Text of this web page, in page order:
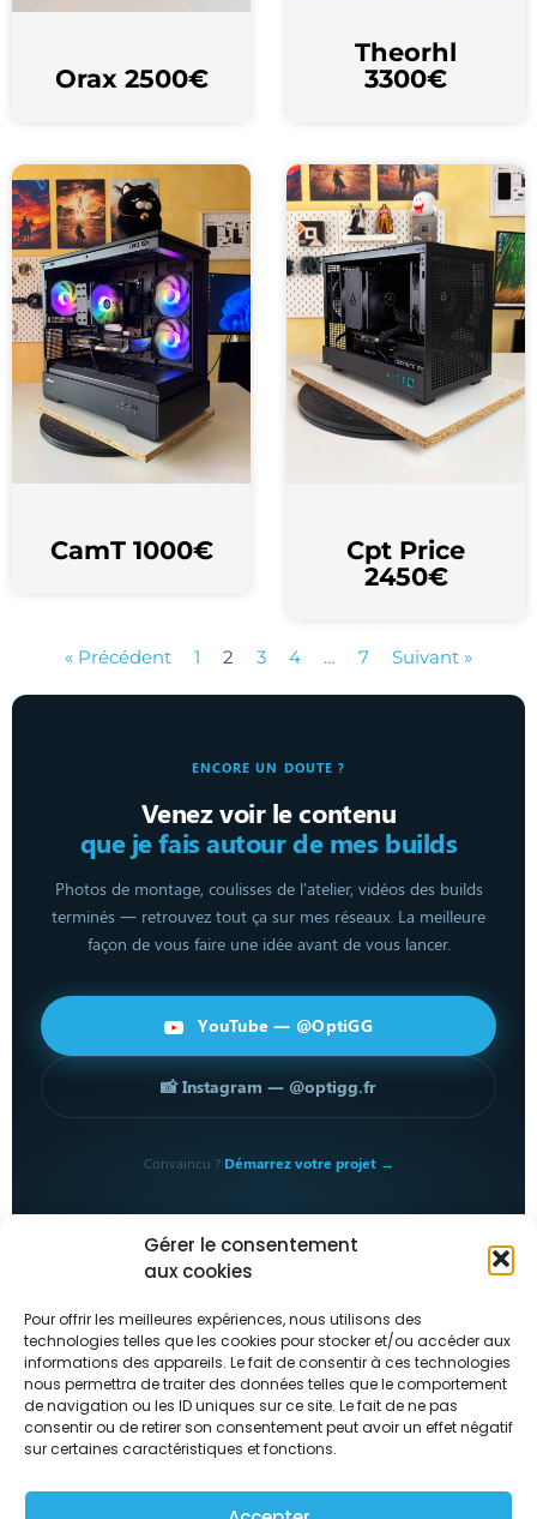
Gérer le consentement
aux cookies
Pour offrir les meilleures expériences, nous utilisons des
technologies telles que les cookies pour stocker et/ou accéder aux
informations des appareils. Le fait de consentir à ces technologies
nous permettra de traiter des données telles que le comportement
de navigation ou les ID uniques sur ce site. Le fait de ne pas
consentir ou de retirer son consentement peut avoir un effet négatif
sur certaines caractéristiques et fonctions.
Orax 2500€
Theorhl
3300€
CamT 1000€
Cpt Price
2450€
« Précédent 1 2 3 4 … 7 Suivant »
ENCORE UN DOUTE ?
Venez voir le contenu
que je fais autour de mes builds
Photos de montage, coulisses de l'atelier, vidéos des builds
terminés — retrouvez tout ça sur mes réseaux. La meilleure
façon de vous faire une idée avant de vous lancer.
YouTube — @OptiGG
📸 Instagram — @optigg.fr
Convaincu ? Démarrez votre projet →
Accueil
Réalisations
Conseils PC
Formulaire PC
FAQ
Contact
Copyright © 2026 | Powered by OptiGG.fr